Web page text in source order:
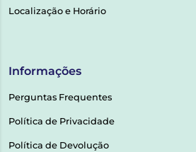
Localização e Horário
Informações
Perguntas Frequentes
Política de Privacidade
Política de Devolução